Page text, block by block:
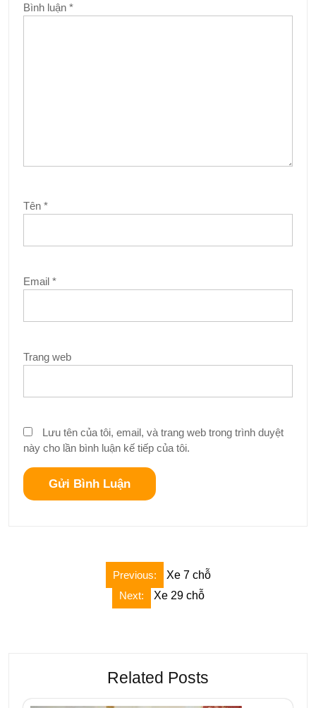
Bình luận *
Tên *
Email *
Trang web
Lưu tên của tôi, email, và trang web trong trình duyệt
này cho lần bình luận kế tiếp của tôi.
Previous:
Xe 7 chỗ
Next:
Xe 29 chỗ
Related Posts